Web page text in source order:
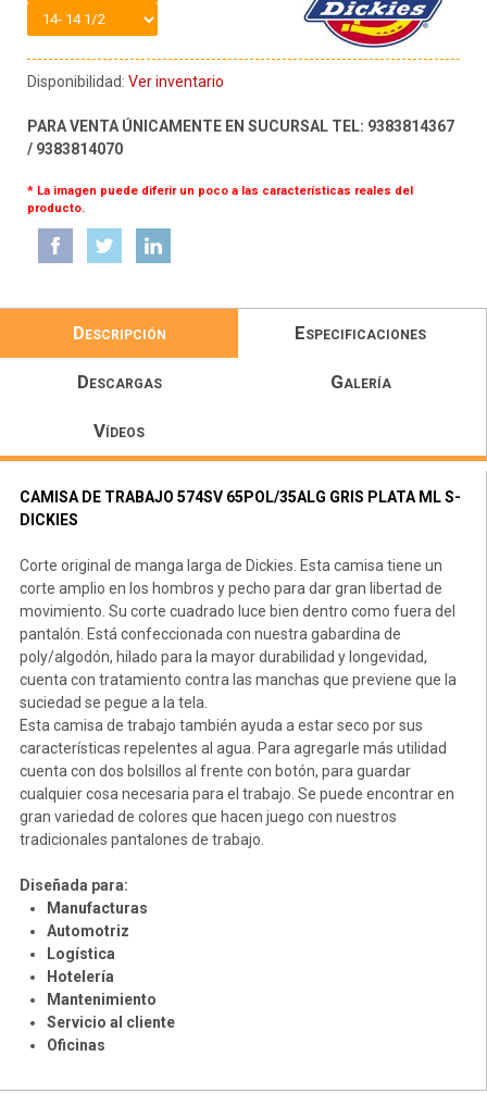
Disponibilidad: Ver inventario
PARA VENTA ÚNICAMENTE EN SUCURSAL TEL: 9383814367
/ 9383814070
* La imagen puede diferir un poco a las características reales del
producto.
Descripción Especificaciones
Descargas Galería
Vídeos
CAMISA DE TRABAJO 574SV 65POL/35ALG GRIS PLATA ML S-
DICKIES
Corte original de manga larga de Dickies. Esta camisa tiene un
corte amplio en los hombros y pecho para dar gran libertad de
movimiento. Su corte cuadrado luce bien dentro como fuera del
pantalón. Está confeccionada con nuestra gabardina de
poly/algodón, hilado para la mayor durabilidad y longevidad,
cuenta con tratamiento contra las manchas que previene que la
suciedad se pegue a la tela.
Esta camisa de trabajo también ayuda a estar seco por sus
características repelentes al agua. Para agregarle más utilidad
cuenta con dos bolsillos al frente con botón, para guardar
cualquier cosa necesaria para el trabajo. Se puede encontrar en
gran variedad de colores que hacen juego con nuestros
tradicionales pantalones de trabajo.
Diseñada para:
Manufacturas
Automotriz
Logística
Hotelería
Mantenimiento
Servicio al cliente
Oficinas